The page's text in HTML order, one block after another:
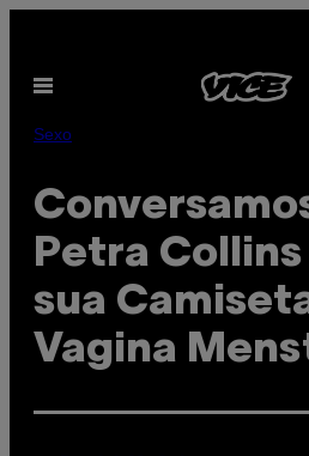
content
Open
Sexo
Petra
sua
Vagina